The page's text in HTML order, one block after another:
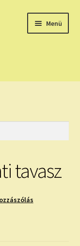
Menü
tavasz